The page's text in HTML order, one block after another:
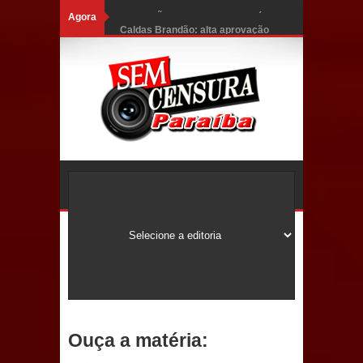
Agora
Rolim e esvazia discurso da oposição
Coordenadora do CEO destaca
Ouça a matéria: